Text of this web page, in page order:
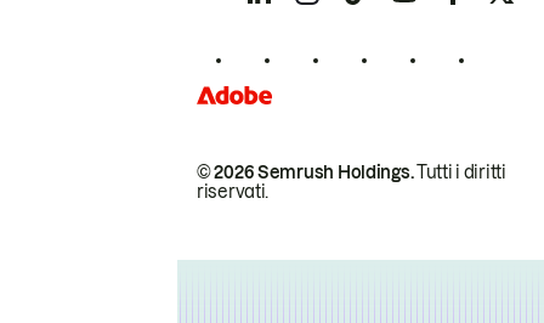
© 2026 Semrush Holdings.Tutti i diritti
riservati.